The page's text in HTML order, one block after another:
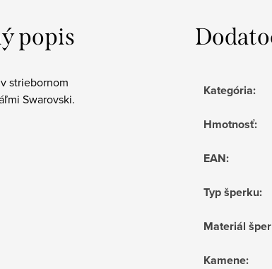
popis
striebornom
Swarovski.
Kategória:
Hmotnosť:
EAN:
Typ šperku:
Materiál
Kamene: